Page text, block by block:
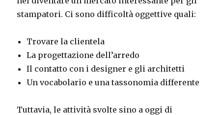
stampatori. Ci sono difficoltà oggettive quali:
Trovare la clientela
La progettazione dell’arredo
Il contatto con i designer e gli architetti
Un vocabolario e una tassonomia differente
Tuttavia, le attività svolte sino a oggi di